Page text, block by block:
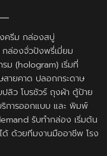
ครีม กล่องสบู่
ล่องจั่วปังพรี่เมี่ยม
ม (hologram) เริ่มที่
ายคาด ปลอกกระดาษ
ลิว โบรชัวร์ ถุงผ้า ตู้ป้าย
การออกแบบ และ พิมพ์
รับทำกล่อง เริ่มต้น
ด้วยทีมงานมืออาชีพ โรง